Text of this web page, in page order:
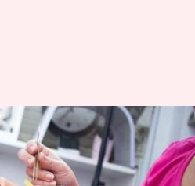
Untuk
Kosmetik